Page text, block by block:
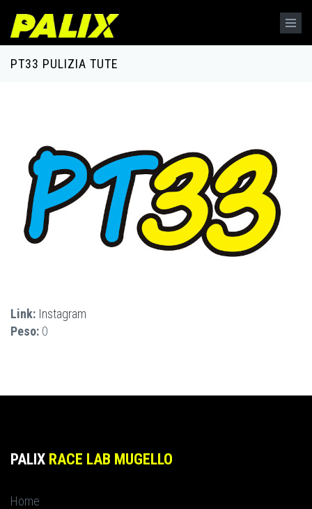
PT33 PULIZIA TUTE
Link: Instagram
Peso: 0
PALIX RACE LAB MUGELLO
Home